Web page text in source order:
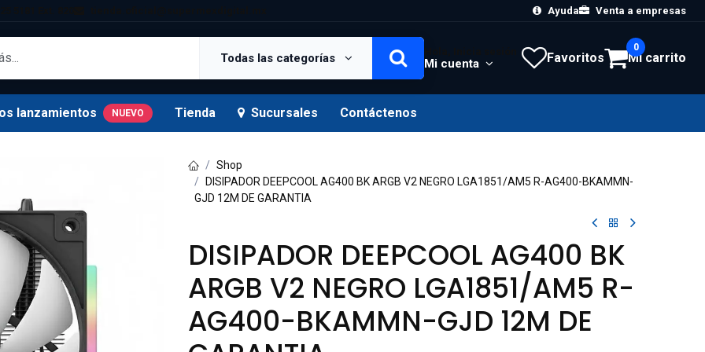
Ayuda Venta a empresas
Todas las categorías Mi cuenta Favoritos Mi carrito
0
lanzamientos NUEVO Tienda Sucursales Contáctenos
Shop
DISIPADOR DEEPCOOL AG400 BK ARGB V2 NEGRO LGA1851/AM5 R-AG400-BKAMMN-
GJD 12M DE GARANTIA
DISIPADOR DEEPCOOL AG400 BK
ARGB V2 NEGRO LGA1851/AM5 R-
AG400-BKAMMN-GJD 12M DE